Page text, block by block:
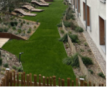
de cabinets
centres
Quartier dynamique
Martainville Rue
optimale : proximité
et des grands axes
: synergie entre